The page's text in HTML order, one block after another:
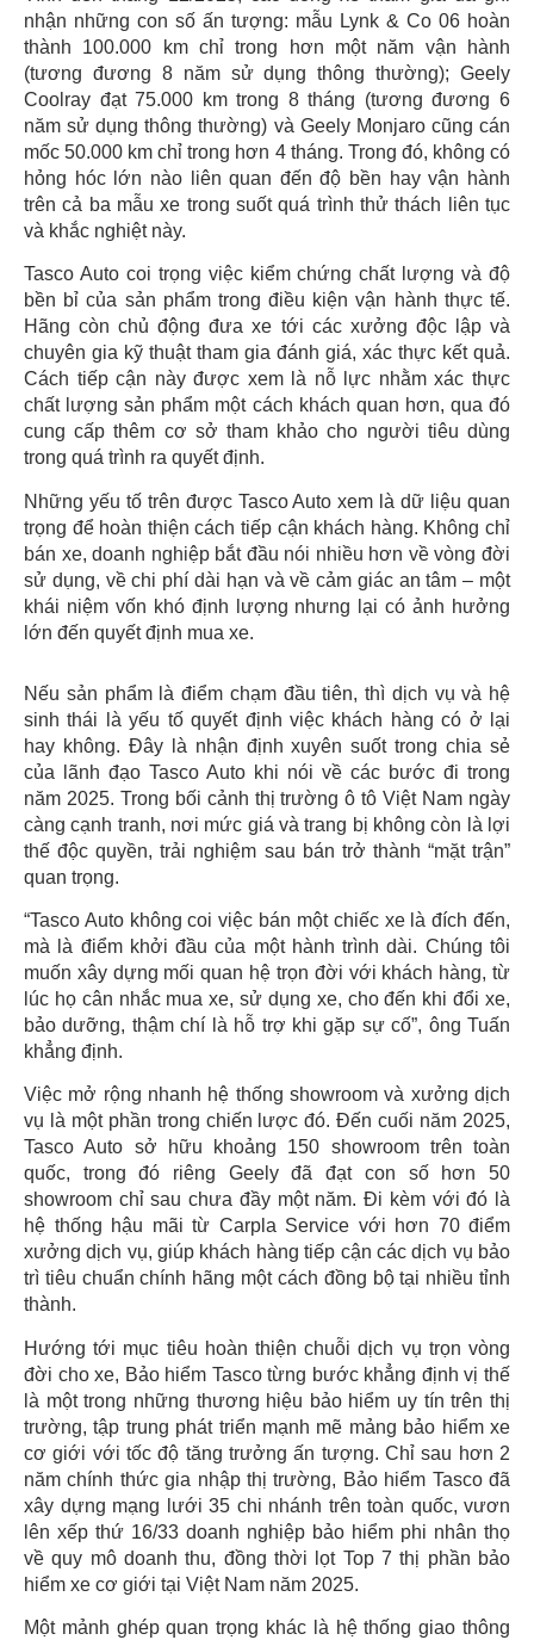
nhận những con số ấn tượng: mẫu Lynk & Co 06 hoàn
thành 100.000 km chỉ trong hơn một năm vận hành
(tương đương 8 năm sử dụng thông thường); Geely
Coolray đạt 75.000 km trong 8 tháng (tương đương 6
năm sử dụng thông thường) và Geely Monjaro cũng cán
mốc 50.000 km chỉ trong hơn 4 tháng. Trong đó, không có
hỏng hóc lớn nào liên quan đến độ bền hay vận hành
trên cả ba mẫu xe trong suốt quá trình thử thách liên tục
và khắc nghiệt này.
Tasco Auto coi trọng việc kiểm chứng chất lượng và độ
bền bỉ của sản phẩm trong điều kiện vận hành thực tế.
Hãng còn chủ động đưa xe tới các xưởng độc lập và
chuyên gia kỹ thuật tham gia đánh giá, xác thực kết quả.
Cách tiếp cận này được xem là nỗ lực nhằm xác thực
chất lượng sản phẩm một cách khách quan hơn, qua đó
cung cấp thêm cơ sở tham khảo cho người tiêu dùng
trong quá trình ra quyết định.
Những yếu tố trên được Tasco Auto xem là dữ liệu quan
trọng để hoàn thiện cách tiếp cận khách hàng. Không chỉ
bán xe, doanh nghiệp bắt đầu nói nhiều hơn về vòng đời
sử dụng, về chi phí dài hạn và về cảm giác an tâm – một
khái niệm vốn khó định lượng nhưng lại có ảnh hưởng
lớn đến quyết định mua xe.
Nếu sản phẩm là điểm chạm đầu tiên, thì dịch vụ và hệ
sinh thái là yếu tố quyết định việc khách hàng có ở lại
hay không. Đây là nhận định xuyên suốt trong chia sẻ
của lãnh đạo Tasco Auto khi nói về các bước đi trong
năm 2025. Trong bối cảnh thị trường ô tô Việt Nam ngày
càng cạnh tranh, nơi mức giá và trang bị không còn là lợi
thế độc quyền, trải nghiệm sau bán trở thành “mặt trận”
quan trọng.
“Tasco Auto không coi việc bán một chiếc xe là đích đến,
mà là điểm khởi đầu của một hành trình dài. Chúng tôi
muốn xây dựng mối quan hệ trọn đời với khách hàng, từ
lúc họ cân nhắc mua xe, sử dụng xe, cho đến khi đổi xe,
bảo dưỡng, thậm chí là hỗ trợ khi gặp sự cố”, ông Tuấn
khẳng định.
Việc mở rộng nhanh hệ thống showroom và xưởng dịch
vụ là một phần trong chiến lược đó. Đến cuối năm 2025,
Tasco Auto sở hữu khoảng 150 showroom trên toàn
quốc, trong đó riêng Geely đã đạt con số hơn 50
showroom chỉ sau chưa đầy một năm. Đi kèm với đó là
hệ thống hậu mãi từ Carpla Service với hơn 70 điểm
xưởng dịch vụ, giúp khách hàng tiếp cận các dịch vụ bảo
trì tiêu chuẩn chính hãng một cách đồng bộ tại nhiều tỉnh
thành.
Hướng tới mục tiêu hoàn thiện chuỗi dịch vụ trọn vòng
đời cho xe, Bảo hiểm Tasco từng bước khẳng định vị thế
là một trong những thương hiệu bảo hiểm uy tín trên thị
trường, tập trung phát triển mạnh mẽ mảng bảo hiểm xe
cơ giới với tốc độ tăng trưởng ấn tượng. Chỉ sau hơn 2
năm chính thức gia nhập thị trường, Bảo hiểm Tasco đã
xây dựng mạng lưới 35 chi nhánh trên toàn quốc, vươn
lên xếp thứ 16/33 doanh nghiệp bảo hiểm phi nhân thọ
về quy mô doanh thu, đồng thời lọt Top 7 thị phần bảo
hiểm xe cơ giới tại Việt Nam năm 2025.
Một mảnh ghép quan trọng khác là hệ thống giao thông